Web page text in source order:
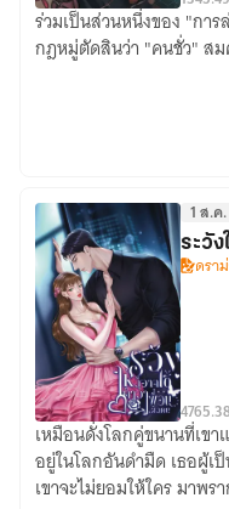
โซ
เชีย
ร่วมเป็นส่วนหนึ่งของ "กา
กฎหมู่ตัดสินว่า "คนชั่ว" สม
ระวัง
ให้
ดี
1 ส.
ระวั
ดรา
47
เหมือนดั่งโลกคู่ขนานที่เขา
อยู่ในโลกอันดำมืด เธอผู้เ
เขาจะไม่ยอมให้ใคร มาพร